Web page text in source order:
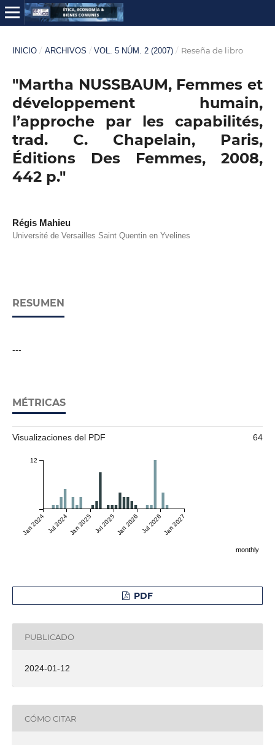
INICIO / ARCHIVOS / VOL. 5 NÚM. 2 (2007) / Reseña de libro
"Martha NUSSBAUM, Femmes et
développement humain,
l’approche par les capabilités,
trad. C. Chapelain, Paris,
Éditions Des Femmes, 2008,
442 p."
Régis Mahieu
Université de Versailles Saint Quentin en Yvelines
RESUMEN
---
MÉTRICAS
Visualizaciones del PDF 64
Jan 2024Jul 2024Jan 2025Jul 2025Jan 2026Jul 2026Jan 2027
12
monthly
PDF
PUBLICADO
2024-01-12
CÓMO CITAR